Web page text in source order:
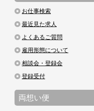
お仕事検索
最近見た求人
よくあるご質問
雇用形態について
相談会・登録会
登録受付
両想い便